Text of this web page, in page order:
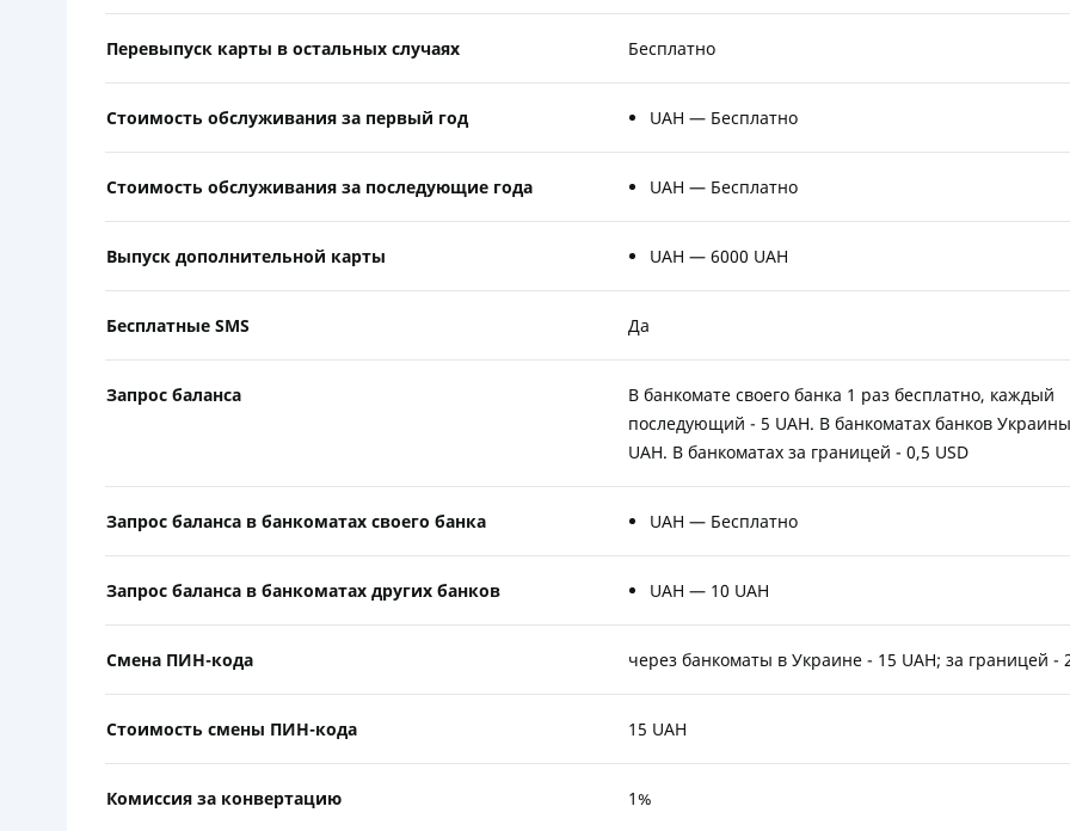
Перевыпуск карты в остальных случаях Бесплатно
Стоимость обслуживания за первый год UAH — Бесплатно
Стоимость обслуживания за последующие года UAH — Бесплатно
Выпуск дополнительной карты UAH — 6000 UAH
Бесплатные SMS Да
Запрос баланса
В банкомате своего банка 1 раз бесплатно, каждый
последующий - 5 UAH. В банкоматах банков
UAH. В банкоматах за границей - 0,5 USD
Запрос баланса в банкоматах своего банка UAH — Бесплатно
Запрос баланса в банкоматах других банков UAH — 10 UAH
Смена ПИН-кода через банкоматы в Украине - 15 UAH; за границей -
Стоимость смены ПИН-кода 15 UAH
Комиссия за конвертацию 1%